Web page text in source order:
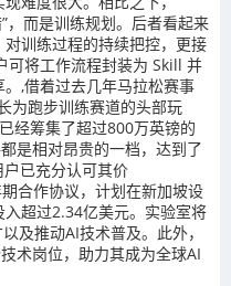
，而是训练规划。后者看起来
训练过程的持续把控，更接
可将工作流程封装为 Skill 并
,借着过去几年马拉松赛事
为跑步训练赛道的头部玩
经筹集了超过800万英镑的
是相对昂贵的一档，达到了
已充分认可其价
合作协议，计划在新加坡设
超过2.34亿美元。实验室将
及推动AI技术普及。此外，
术岗位，助力其成为全球AI